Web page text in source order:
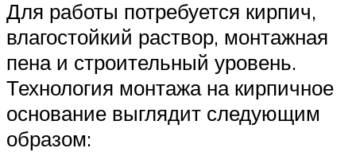
Для работы потребуется кирпич,
влагостойкий раствор, монтажная
пена и строительный уровень.
Технология монтажа на кирпичное
основание выглядит следующим
образом: